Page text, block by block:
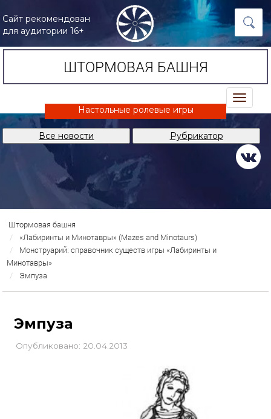
Сайт рекомендован
для аудитории 16+
ШТОРМОВАЯ БАШНЯ
trk
Настольные ролевые игры
Все новости Рубрикатор
Штормовая башня
«Лабиринты и Минотавры» (Mazes and Minotaurs)
Монструарий: справочник существ игры «Лабиринты и
Минотавры»
Эмпуза
Эмпуза
Опубликовано: 20.04.2013